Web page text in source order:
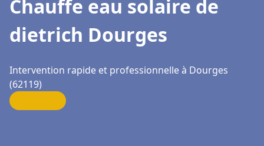
Chauffe eau solaire de
dietrich Dourges
Intervention rapide et professionnelle à Dourges
(62119)